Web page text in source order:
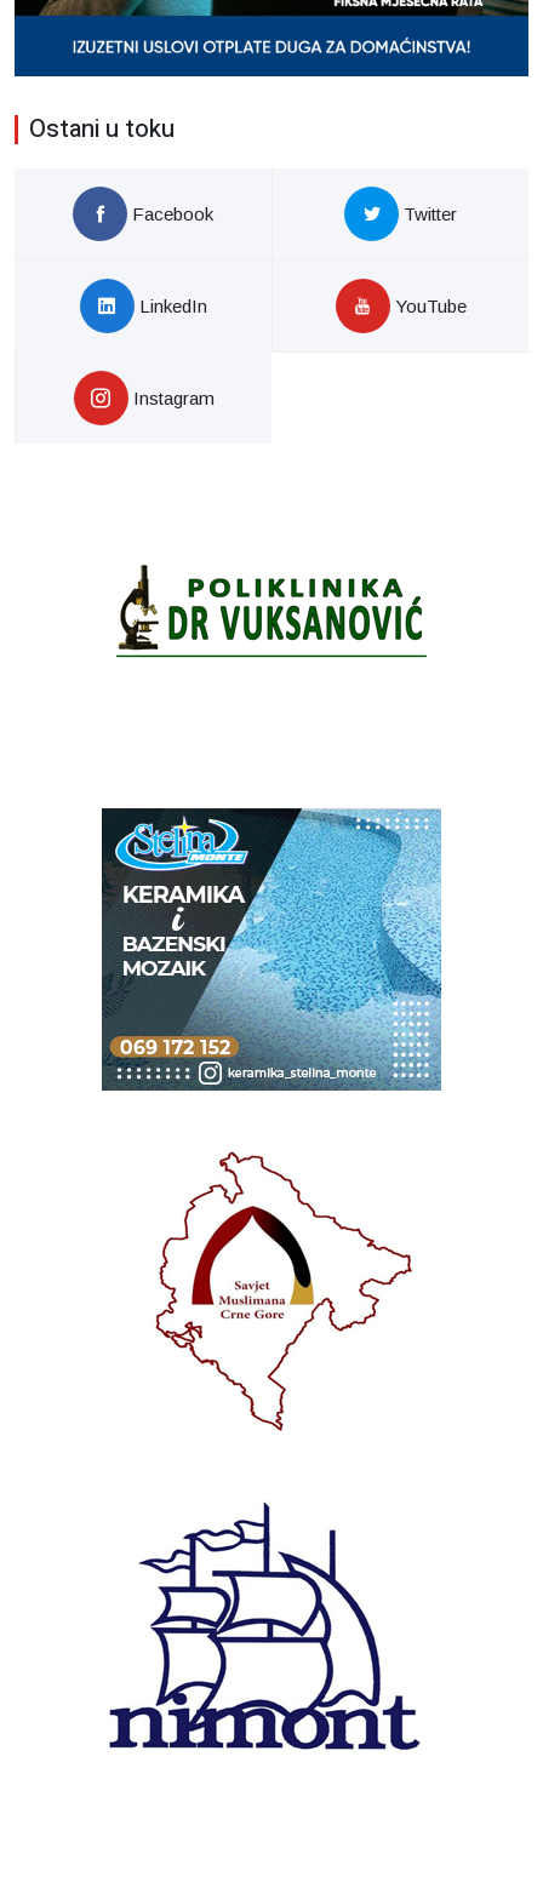
Ostani u toku
Facebook Twitter
LinkedIn YouTube
Instagram